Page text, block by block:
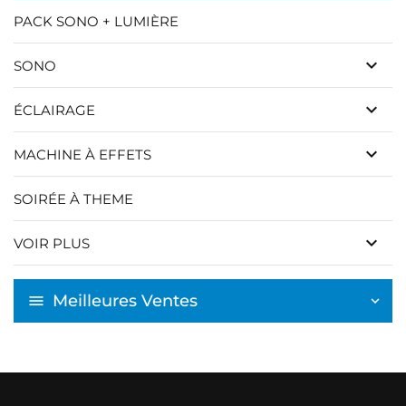
PACK SONO + LUMIÈRE
SONO keyboard_arrow_down
ÉCLAIRAGE keyboard_arrow_down
MACHINE À EFFETS keyboard_arrow_down
SOIRÉE À THEME
VOIR PLUS keyboard_arrow_down
Meilleures Ventes